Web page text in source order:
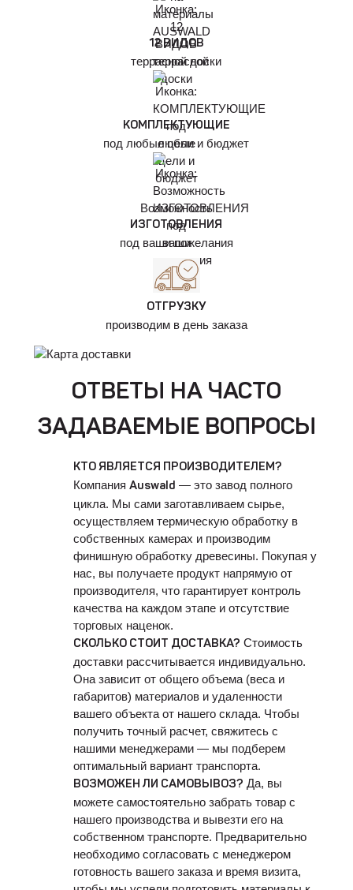
12 ВИДОВ
террасной доски
КОМПЛЕКТУЮЩИЕ
под любые цели и бюджет
Возможность
ИЗГОТОВЛЕНИЯ
под ваши пожелания
ОТГРУЗКУ
производим в день заказа
ОТВЕТЫ НА ЧАСТО
ЗАДАВАЕМЫЕ ВОПРОСЫ
КТО ЯВЛЯЕТСЯ ПРОИЗВОДИТЕЛЕМ?
Компания Auswald — это завод полного
цикла. Мы сами заготавливаем сырье,
осуществляем термическую обработку в
собственных камерах и производим
финишную обработку древесины. Покупая у
нас, вы получаете продукт напрямую от
производителя, что гарантирует контроль
качества на каждом этапе и отсутствие
торговых наценок.
СКОЛЬКО СТОИТ ДОСТАВКА? Стоимость
доставки рассчитывается индивидуально.
Она зависит от общего объема (веса и
габаритов) материалов и удаленности
вашего объекта от нашего склада. Чтобы
получить точный расчет, свяжитесь с
нашими менеджерами — мы подберем
оптимальный вариант транспорта.
ВОЗМОЖЕН ЛИ САМОВЫВОЗ? Да, вы
можете самостоятельно забрать товар с
нашего производства и вывезти его на
собственном транспорте. Предварительно
необходимо согласовать с менеджером
готовность вашего заказа и время визита,